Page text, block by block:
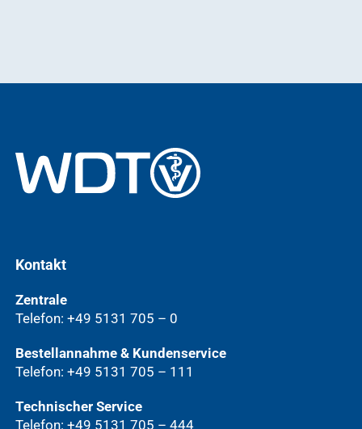
Kontakt
Zentrale
Telefon: +49 5131 705 – 0
Bestellannahme & Kundenservice
Telefon: +49 5131 705 – 111
Technischer Service
Telefon: +49 5131 705 – 444